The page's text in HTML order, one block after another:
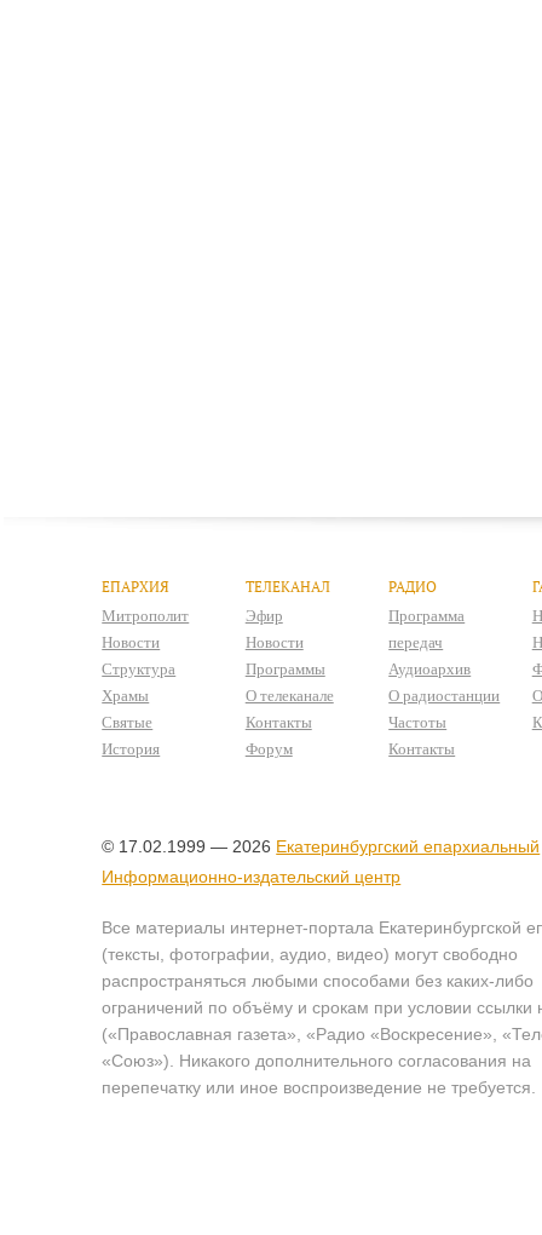
ЕПАРХИЯ
Митрополит
Новости
Структура
Храмы
Святые
История
ТЕЛЕКАНАЛ
Эфир
Новости
Программы
О телеканале
Контакты
Форум
РАДИО
Программа
передач
Аудиоархив
О радиостанции
Частоты
Контакты
© 17.02.1999 — 2026 Екатеринбургский епархиальный
Информационно-издательский центр
Все материалы интернет-портала Екатеринбургской
(тексты, фотографии, аудио, видео) могут свободно
распространяться любыми способами без каких-либо
ограничений по объёму и срокам при условии ссылки
(«Православная газета», «Радио «Воскресение»,
«Союз»). Никакого дополнительного согласования на
перепечатку или иное воспроизведение не требуется.